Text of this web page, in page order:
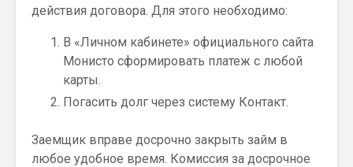
действия договора. Для этого необходимо:
В «Личном кабинете» официального сайта
Монисто сформировать платеж с любой
карты.
Погасить долг через систему Контакт.
Заемщик вправе досрочно закрыть займ в
любое удобное время. Комиссия за досрочное